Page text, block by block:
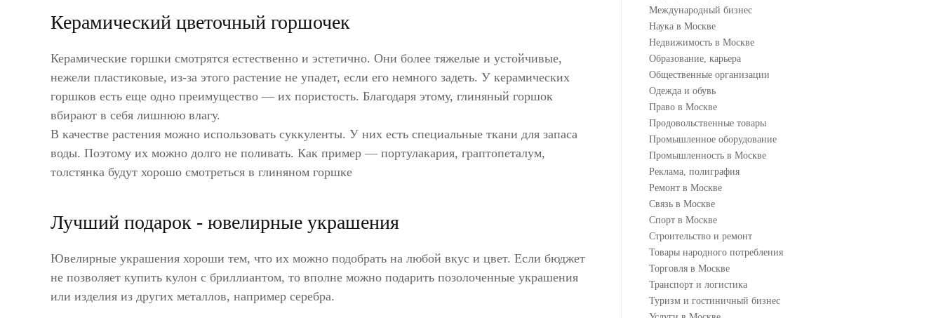
Керамический цветочный горшочек
Керамические горшки смотрятся естественно и эстетично. Они более тяжелые и устойчивые,
нежели пластиковые, из-за этого растение не упадет, если его немного задеть. У керамических
горшков есть еще одно преимущество — их пористость. Благодаря этому, глиняный горшок
вбирают в себя лишнюю влагу.
В качестве растения можно использовать суккуленты. У них есть специальные ткани для запаса
воды. Поэтому их можно долго не поливать. Как пример — портулакария, граптопеталум,
толстянка будут хорошо смотреться в глиняном горшке
Лучший подарок - ювелирные украшения
Ювелирные украшения хороши тем, что их можно подобрать на любой вкус и цвет. Если бюджет
не позволяет купить кулон с бриллиантом, то вполне можно подарить позолоченные украшения
или изделия из других металлов, например серебра.
Международный бизнес
Наука в Москве
Недвижимость в Москве
Образование, карьера
Общественные организации
Одежда и обувь
Право в Москве
Продовольственные товары
Промышленное оборудование
Промышленность в Москве
Реклама, полиграфия
Ремонт в Москве
Связь в Москве
Спорт в Москве
Строительство и ремонт
Товары народного потребления
Торговля в Москве
Транспорт и логистика
Туризм и гостиничный бизнес